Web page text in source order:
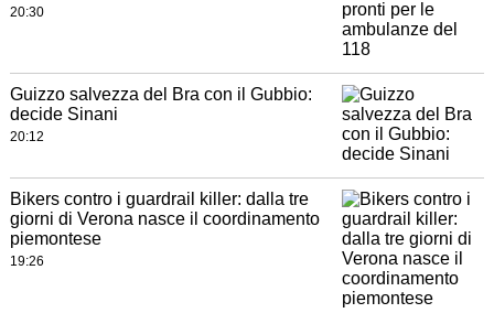
20:30
Guizzo salvezza del Bra con il Gubbio:
decide Sinani
20:12
Bikers contro i guardrail killer: dalla tre
giorni di Verona nasce il coordinamento
piemontese
19:26